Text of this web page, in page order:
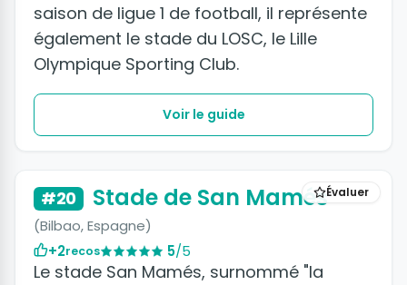
saison de ligue 1 de football, il représente
également le stade du LOSC, le Lille
Olympique Sporting Club.
Voir le guide
Évaluer
#20 Stade de San Mamés
(Bilbao, Espagne)
+2recos 5/5
Le stade San Mamés, surnommé "la